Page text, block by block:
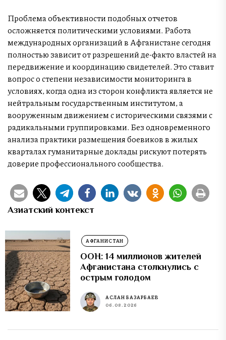
Проблема объективности подобных отчетов
осложняется политическими условиями. Работа
международных организаций в Афганистане сегодня
полностью зависит от разрешений де-факто властей на
передвижение и координацию свидетелей. Это ставит
вопрос о степени независимости мониторинга в
условиях, когда одна из сторон конфликта является не
нейтральным государственным институтом, а
вооруженным движением с историческими связями с
радикальными группировками. Без одновременного
анализа практики размещения боевиков в жилых
кварталах гуманитарные доклады рискуют потерять
доверие профессионального сообщества.
Азиатский контекст
АФГАНИСТАН
ООН: 14 миллионов жителей
Афганистана столкнулись с
острым голодом
АСЛАН БАЗАРБАЕВ
06.08.2026